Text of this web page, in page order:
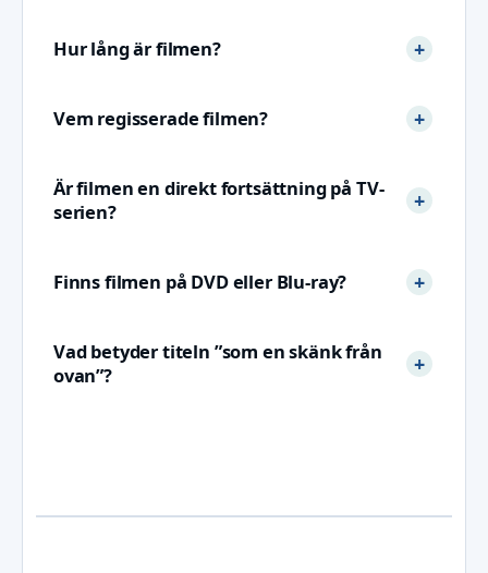
Hur lång är filmen?
Vem regisserade filmen?
Är filmen en direkt fortsättning på TV-
serien?
Finns filmen på DVD eller Blu-ray?
Vad betyder titeln ”som en skänk från
ovan”?